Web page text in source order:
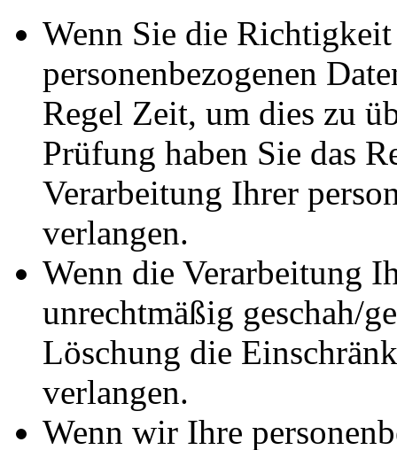
Wenn Sie die
personenbezogenen
Regel Zeit, um dies zu
Prüfung haben Sie das
Verarbeitung Ihrer
verlangen.
Wenn die Verarbeitung
unrechtmäßig geschah/
Löschung die
verlangen.
Wenn wir Ihre